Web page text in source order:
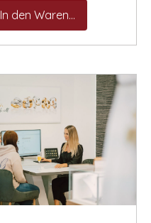
In den Warenkorb